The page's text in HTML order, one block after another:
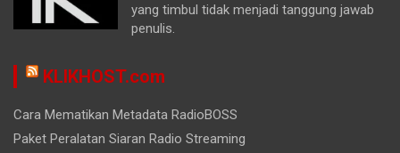
yang timbul tidak menjadi tanggung jawab
penulis.
KLIKHOST.com
Cara Mematikan Metadata RadioBOSS
Paket Peralatan Siaran Radio Streaming